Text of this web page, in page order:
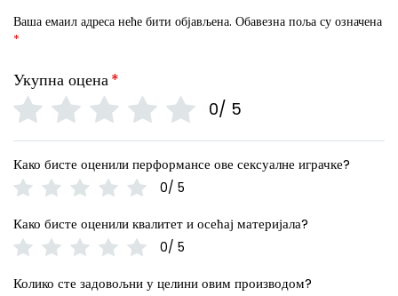
Ваша емаил адреса неће бити објављена. Обавезна поља су означена
*
Укупна оцена*
0/ 5
Како бисте оценили перформансе ове сексуалне играчке?
0/ 5
Како бисте оценили квалитет и осећај материјала?
0/ 5
Колико сте задовољни у целини овим производом?